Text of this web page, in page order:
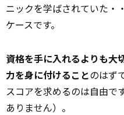
ニックを学ばされていた・
ケースです。
資格を手に入れるよりも大
力を身に付けることのはず
スコアを求めるのは自由で
ありません）。